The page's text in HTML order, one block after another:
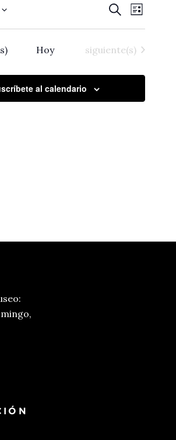
y
vistas
de
Buscar
vistas
de
Lista
Hoy Eventos
siguiente(s)
al calendario